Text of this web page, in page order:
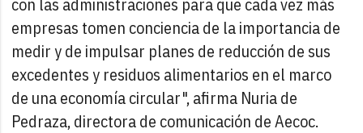
empresas tomen conciencia de la importancia de
medir y de impulsar planes de reducción de sus
excedentes y residuos alimentarios en el marco
de una economía circular", afirma Nuria de
Pedraza, directora de comunicación de Aecoc.